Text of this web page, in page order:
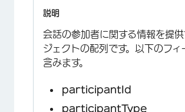
会話の参加者に関する情報を提
ジェクトの配列です。以下のフィ
含みます。
participantId
participantType